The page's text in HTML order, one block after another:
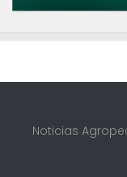
Noticias